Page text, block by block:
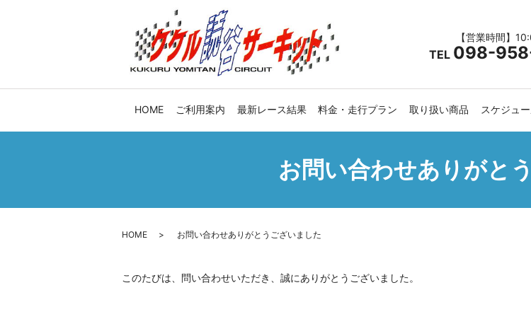
【営業時間】
TEL 098-
HOME ご利用案内 最新レース結果 料金・走行プラン 取り扱い商品 スケジュ
お問い合わせありがと
HOME お問い合わせありがとうございました
このたびは、問い合わせいただき、誠にありがとうございました。